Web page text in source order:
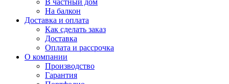
В частный дом
На балкон
Доставка и оплата
Как сделать заказ
Доставка
Оплата и рассрочка
О компании
Производство
Гарантия